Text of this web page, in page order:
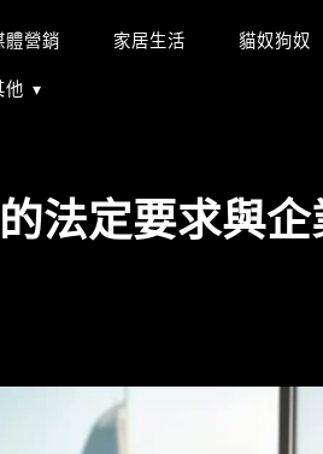
體營銷 家居生活 貓奴狗奴
他
法定要求與